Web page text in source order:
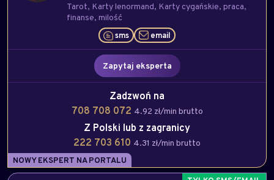
Tarot Karty lenormand Karty cygańskie praca
finanse milość
sms email
Zapytaj eksperta
Zadzwoń na
708 708 072 4.92 zł/min brutto
Z Polski lub z zagranicy
222 703 610 4.31 zł/min brutto
NOWY EKSPERT NA PORTALU